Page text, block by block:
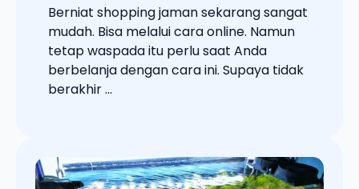
Berniat shopping jaman sekarang sangat
mudah. Bisa melalui cara online. Namun
tetap waspada itu perlu saat Anda
berbelanja dengan cara ini. Supaya tidak
berakhir ...